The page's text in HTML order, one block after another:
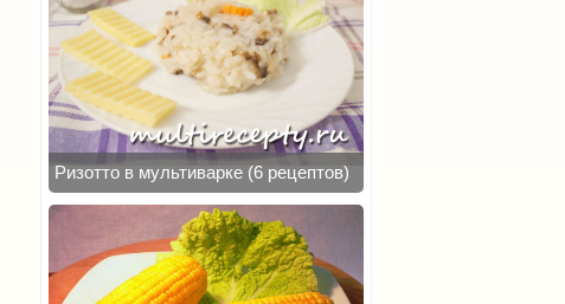
Ризотто в мультиварке (6 рецептов)